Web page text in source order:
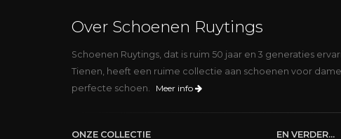
Over Schoenen Ruytings
Schoenen Ruytings, dat is ruim 50 jaar en 3 generaties
Tienen, heeft een ruime collectie aan schoenen voor
perfecte schoen.
Meer info
ONZE COLLECTIE EN VERDER...